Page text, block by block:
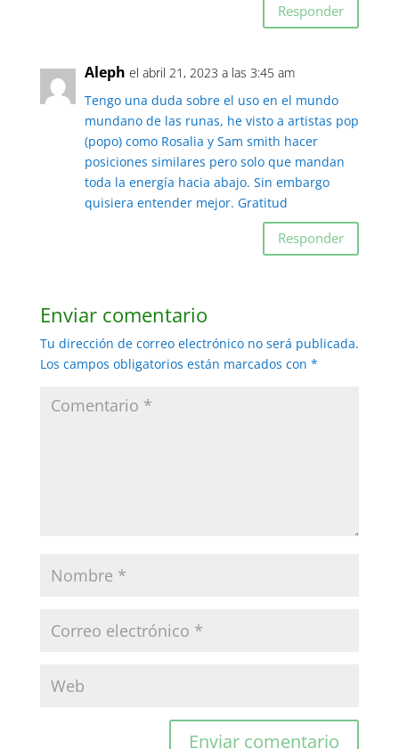
Responder
Aleph el abril 21, 2023 a las 3:45 am
Tengo una duda sobre el uso en el mundo
mundano de las runas, he visto a artistas pop
(popo) como Rosalia y Sam smith hacer
posiciones similares pero solo que mandan
toda la energía hacia abajo. Sin embargo
quisiera entender mejor. Gratitud
Responder
Enviar comentario
Tu dirección de correo electrónico no será publicada.
Los campos obligatorios están marcados con *